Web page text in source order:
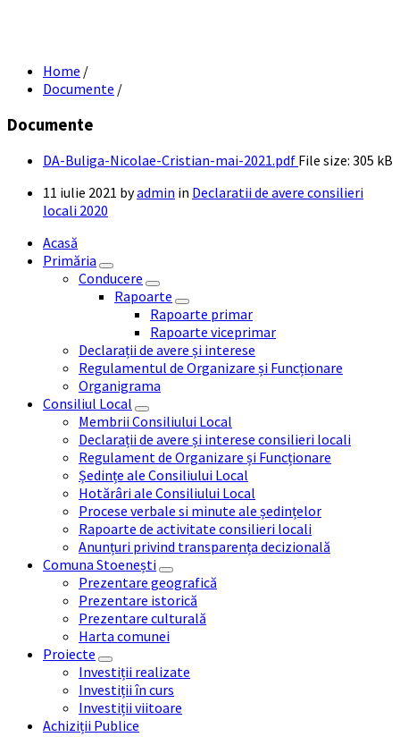
Home /
Documente /
Documente
DA-Buliga-Nicolae-Cristian-mai-2021.pdf File size: 305 kB
11 iulie 2021 byadmin in Declaratii de avere consilieri
locali 2020
Acasă
Primăria
Conducere
Rapoarte
Rapoarte primar
Rapoarte viceprimar
Declarații de avere și interese
Regulamentul de Organizare și Funcționare
Organigrama
Consiliul Local
Membrii Consiliului Local
Declarații de avere și interese consilieri locali
Regulament de Organizare și Funcționare
Ședințe ale Consiliului Local
Hotărâri ale Consiliului Local
Procese verbale si minute ale ședințelor
Rapoarte de activitate consilieri locali
Anunțuri privind transparența decizională
Comuna Stoenești
Prezentare geografică
Prezentare istorică
Prezentare culturală
Harta comunei
Proiecte
Investiții realizate
Investiții în curs
Investiții viitoare
Achiziții Publice